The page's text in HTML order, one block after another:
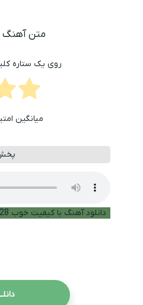
متن آهنگ
روی یک ستاره
میانگین
دانلود آهنگ با کیفیت خوب 128